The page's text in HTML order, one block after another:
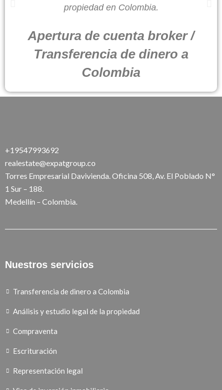
propiedad en Colombia.
Apertura de cuenta broker /
Transferencia de dinero a
Colombia
+19547993692
realestate@expatgroup.co
Torres Empresarial Davivienda. Oficina 508, Av. El Poblado N°
1 Sur – 188.
Medellín – Colombia.
Nuestros servicios
Transferencia de dinero a Colombia
Análisis y estudio legal de la propiedad
Compraventa
Escrituración
Representación legal